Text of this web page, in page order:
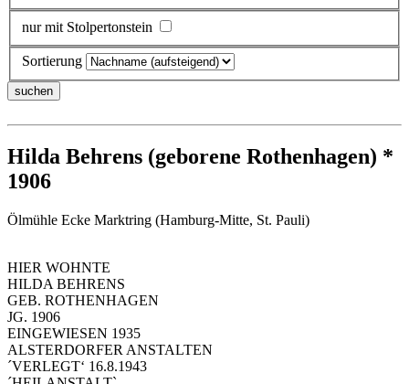
nur mit Stolpertonstein
Sortierung
Hilda Behrens (geborene Rothenhagen) *
1906
Ölmühle Ecke Marktring (Hamburg-Mitte, St. Pauli)
HIER WOHNTE
HILDA BEHRENS
GEB. ROTHENHAGEN
JG. 1906
EINGEWIESEN 1935
ALSTERDORFER ANSTALTEN
´VERLEGT‘ 16.8.1943